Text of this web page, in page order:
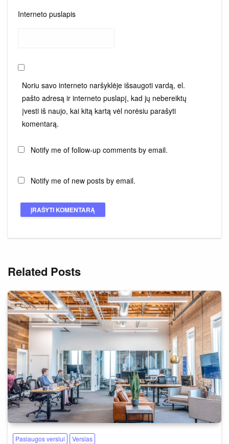
Interneto puslapis
Noriu savo interneto naršyklėje išsaugoti vardą, el.
pašto adresą ir interneto puslapį, kad jų nebereiktų
įvesti iš naujo, kai kitą kartą vėl norėsiu parašyti
komentarą.
Notify me of follow-up comments by email.
Notify me of new posts by email.
Related Posts
Paslaugos verslui Verslas